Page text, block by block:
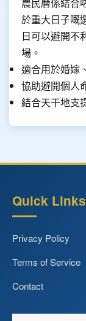
於重大日子嘅
日可以避開不
場。
適合用於婚嫁
協助避開個人
結合天干地支
Quick Links
Privacy Policy
Terms of Service
Contact